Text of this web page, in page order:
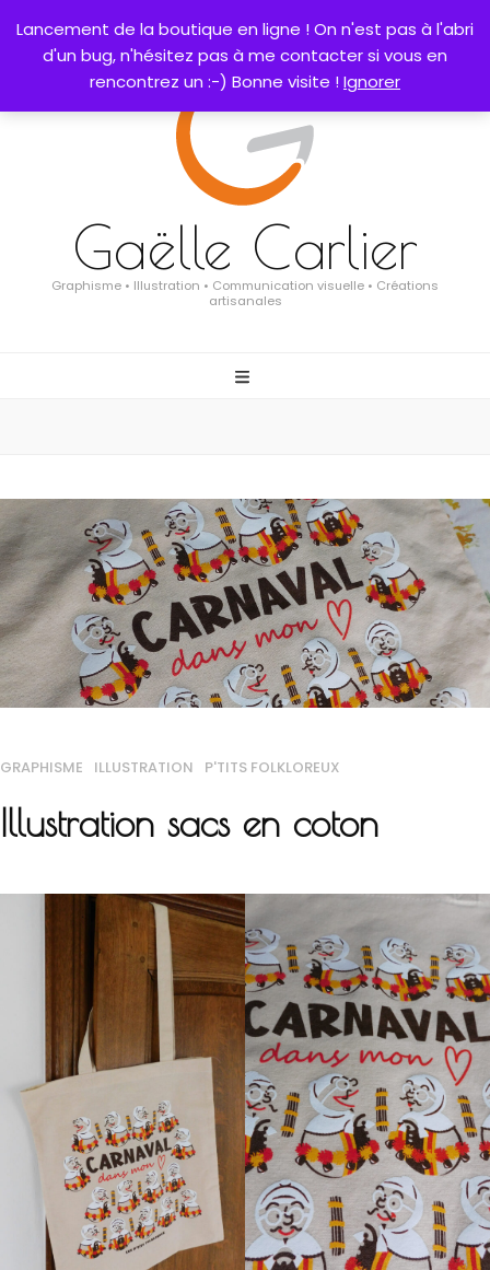
Lancement de la boutique en ligne ! On n'est pas à l'abri
d'un bug, n'hésitez pas à me contacter si vous en
rencontrez un :-) Bonne visite !Ignorer
Gaëlle Carlier
Graphisme • Illustration • Communication visuelle • Créations
artisanales
GRAPHISME ILLUSTRATION P'TITS FOLKLOREUX
Illustration sacs en coton